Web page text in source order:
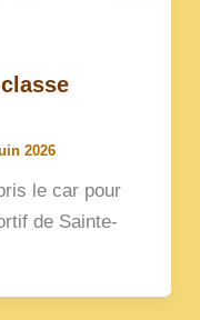
2026
le car pour
de Sainte-